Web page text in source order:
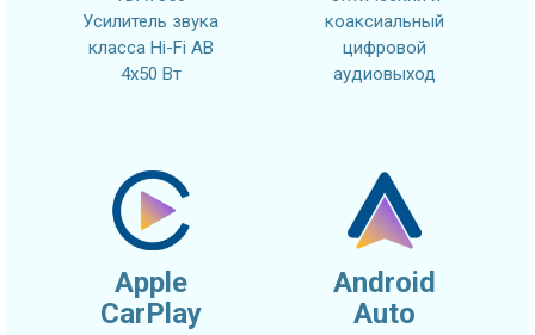
Усилитель звука
класса Hi-Fi AB
4x50 Вт
коаксиальный
цифровой
аудиовыход
Apple
CarPlay
Android
Auto